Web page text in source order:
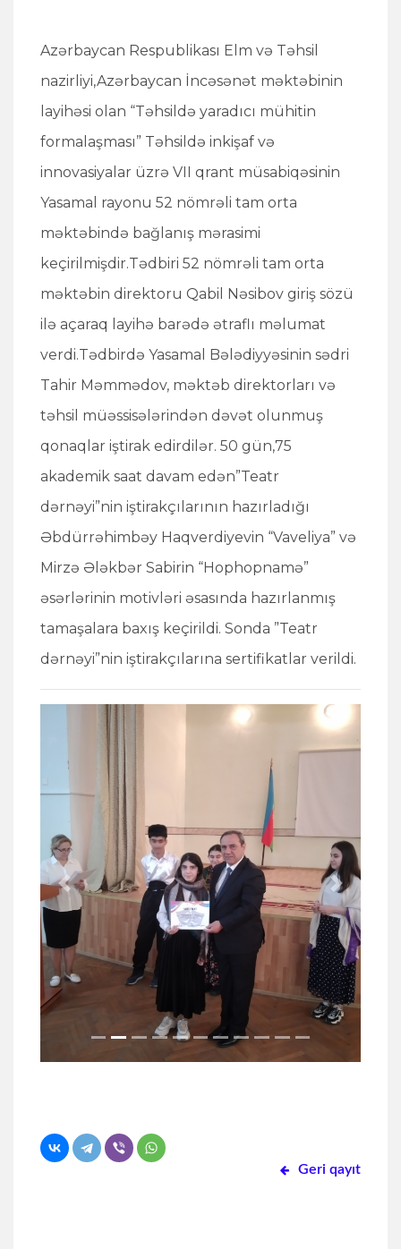
Azərbaycan Respublikası Elm və Təhsil
nazirliyi,Azərbaycan İncəsənət məktəbinin
layihəsi olan “Təhsildə yaradıcı mühitin
formalaşması” Təhsildə inkişaf və
innovasiyalar üzrə VII qrant müsabiqəsinin
Yasamal rayonu 52 nömrəli tam orta
məktəbində bağlanış mərasimi
keçirilmişdir.Tədbiri 52 nömrəli tam orta
məktəbin direktoru Qabil Nəsibov giriş sözü
ilə açaraq layihə barədə ətraflı məlumat
verdi.Tədbirdə Yasamal Bələdiyyəsinin sədri
Tahir Məmmədov, məktəb direktorları və
təhsil müəssisələrindən dəvət olunmuş
qonaqlar iştirak edirdilər. 50 gün,75
akademik saat davam edən”Teatr
dərnəyi”nin iştirakçılarının hazırladığı
Əbdürrəhimbəy Haqverdiyevin “Vaveliya” və
Mirzə Ələkbər Sabirin “Hophopnamə”
əsərlərinin motivləri əsasında hazırlanmış
tamaşalara baxış keçirildi. Sonda ”Teatr
dərnəyi”nin iştirakçılarına sertifikatlar verildi.
Previous Next
Geri qayıt